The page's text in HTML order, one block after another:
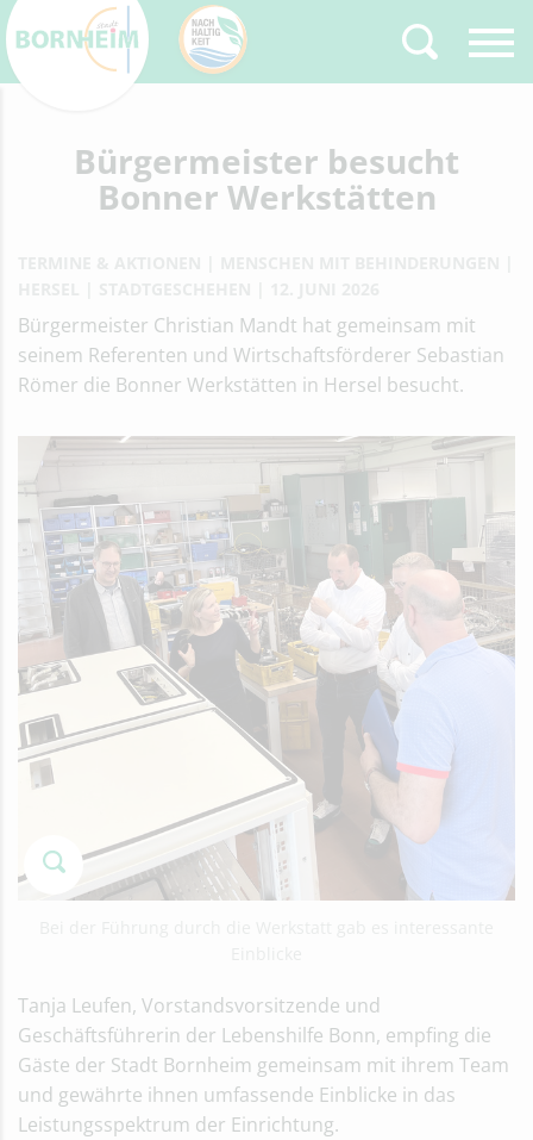
Zurück
Type 2 or more
characters for results.
Bürgermeister besucht
Bonner Werkstätten
Bürgermeister Christian Mandt hat gemeinsam mit
seinem Referenten und Wirtschaftsförderer Sebastian
Römer die Bonner Werkstätten in Hersel besucht.
Tanja Leufen, Vorstandsvorsitzende und
Geschäftsführerin der Lebenshilfe Bonn, empfing die
Gäste der Stadt Bornheim gemeinsam mit ihrem Team
und gewährte ihnen umfassende Einblicke in das
Leistungsspektrum der Einrichtung.